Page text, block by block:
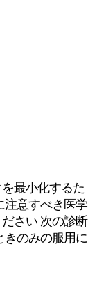
最小化するた
注意すべき医学
さい 次の診断
きのみの服用に